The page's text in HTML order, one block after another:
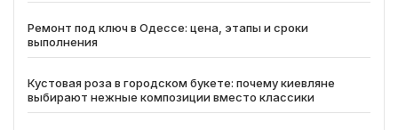
Ремонт под ключ в Одессе: цена, этапы и сроки
выполнения
Кустовая роза в городском букете: почему киевляне
выбирают нежные композиции вместо классики